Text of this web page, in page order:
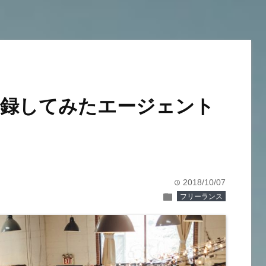
してみたエージェント
time 2018/10/07
folder フリーランス